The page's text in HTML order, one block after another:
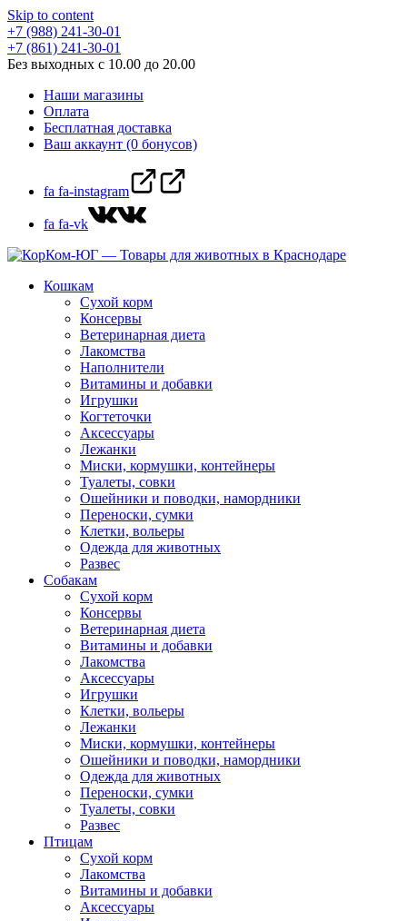
Skip to content
+7 (988) 241-30-01
+7 (861) 241-30-01
Без выходных с 10.00 до 20.00
Наши магазины
Оплата
Бесплатная доставка
Ваш аккаунт (0 бонусов)
fa fa-instagram
fa fa-vk
Кошкам
Сухой корм
Консервы
Ветеринарная диета
Лакомства
Наполнители
Витамины и добавки
Игрушки
Когтеточки
Аксессуары
Лежанки
Миски, кормушки, контейнеры
Туалеты, совки
Ошейники и поводки, намордники
Переноски, сумки
Клетки, вольеры
Одежда для животных
Развес
Собакам
Сухой корм
Консервы
Ветеринарная диета
Витамины и добавки
Лакомства
Аксессуары
Игрушки
Клетки, вольеры
Лежанки
Миски, кормушки, контейнеры
Ошейники и поводки, намордники
Одежда для животных
Переноски, сумки
Туалеты, совки
Развес
Птицам
Сухой корм
Лакомства
Витамины и добавки
Аксессуары